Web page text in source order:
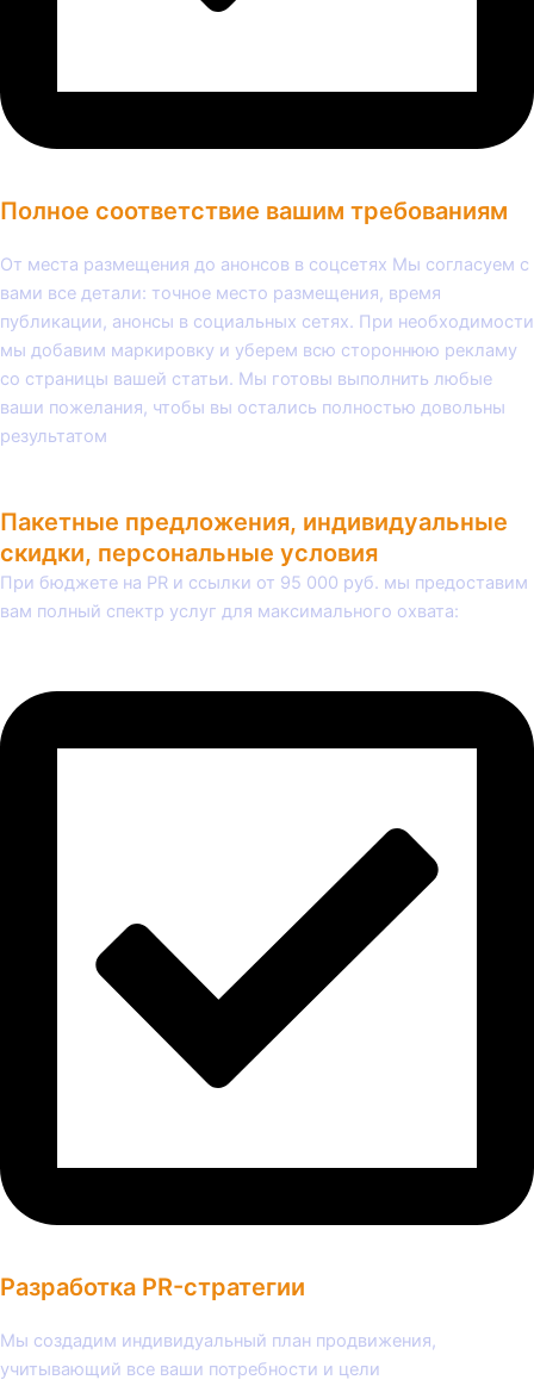
Полное соответствие вашим требованиям
От места размещения до анонсов в соцсетях Мы согласуем с
вами все детали: точное место размещения, время
публикации, анонсы в социальных сетях. При необходимости
мы добавим маркировку и уберем всю стороннюю рекламу
со страницы вашей статьи. Мы готовы выполнить любые
ваши пожелания, чтобы вы остались полностью довольны
результатом
Пакетные предложения, индивидуальные
скидки, персональные условия
При бюджете на PR и ссылки от 95 000 руб. мы предоставим
вам полный спектр услуг для максимального охвата:
Разработка PR-стратегии
Мы создадим индивидуальный план продвижения,
учитывающий все ваши потребности и цели